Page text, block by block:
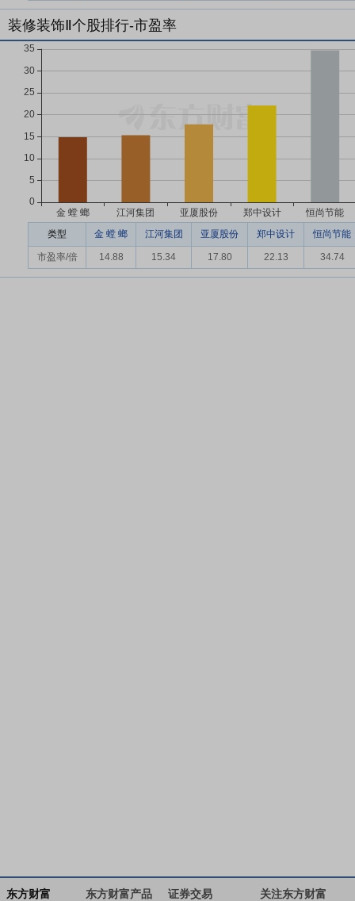
装修装饰Ⅱ个股排行-市盈率
类型 金 螳 螂 江河集团 亚厦股份 郑中设计 恒尚节能
市盈率/倍 14.88 15.34 17.80 22.13 34.74
东方财富 东方财富产品 证券交易 关注东方财富